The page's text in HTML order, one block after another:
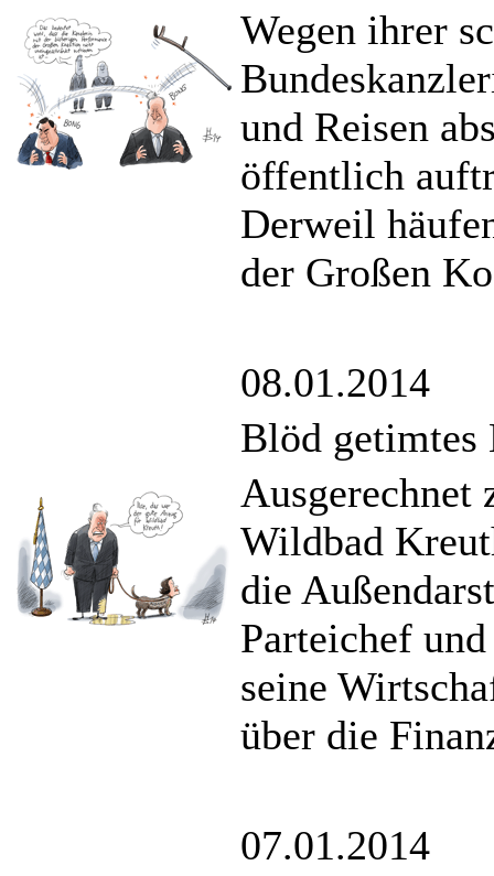
Wegen ihrer
und Reisen
öffentlich
Derweil
der Großen
08.01.2014
Blöd getimtes
Ausgerechnet
Wildbad
die
Parteichef
seine
über die
07.01.2014